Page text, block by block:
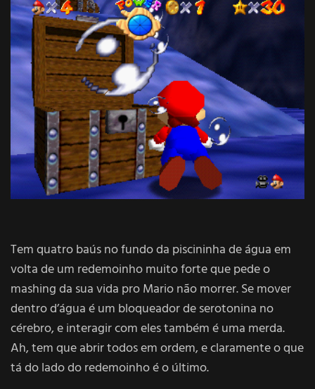
Tem quatro baús no fundo da piscininha de água em
volta de um redemoinho muito forte que pede o
mashing da sua vida pro Mario não morrer. Se mover
dentro d’água é um bloqueador de serotonina no
cérebro, e interagir com eles também é uma merda.
Ah, tem que abrir todos em ordem, e claramente o que
tá do lado do redemoinho é o último.